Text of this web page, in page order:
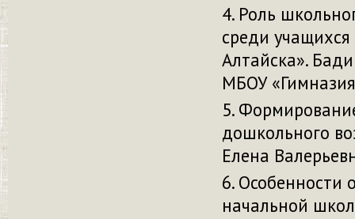
Роль
среди
Алтайска».
МБОУ
дошкольного
Елена
Особенности
начальной